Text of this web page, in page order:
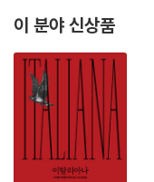
이 분야 신상품